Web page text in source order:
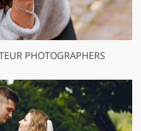
PHOTOGRAPHERS